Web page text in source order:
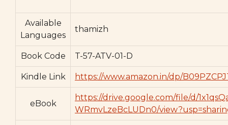
Available
Languages
thamizh
Book Code T-57-ATV-01-D
Kindle Link https://www.amazon.in/dp/
eBook
https://drive.google.com/file/d/
WRmvLzeBcLUDn0/